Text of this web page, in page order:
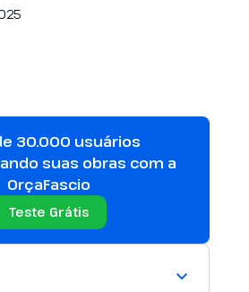
30.000 usuários
suas obras com a
OrçaFascio
Teste Grátis